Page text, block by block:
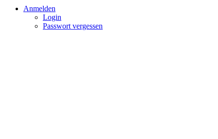
Anmelden
Login
Passwort vergessen